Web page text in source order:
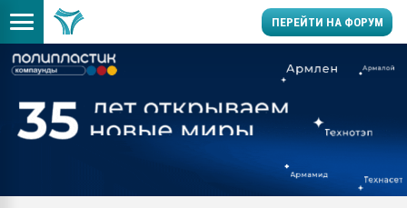
ПЕРЕЙТИ НА ФОРУМ
производство SPC
заводу пластмасс"